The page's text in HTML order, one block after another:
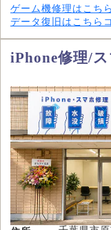
ゲーム機修理はこちら
データ復旧はこちら
iPhone修理/